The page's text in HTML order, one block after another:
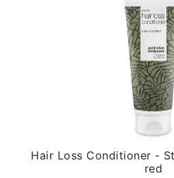
Hair Loss Conditioner -
red